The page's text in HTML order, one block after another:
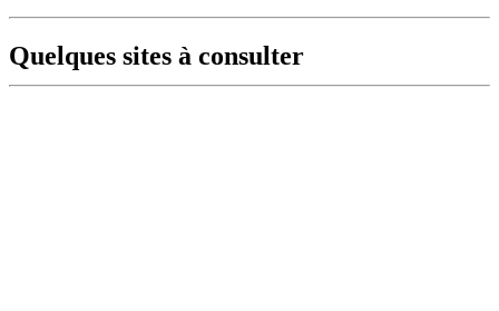
Quelques sites à consulter